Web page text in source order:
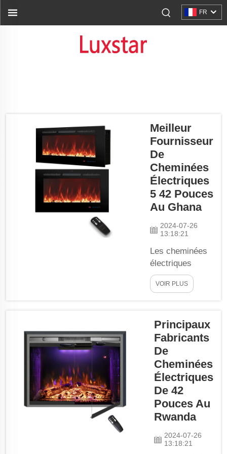
FR
Meilleur
Fournisseur
De
Cheminées
Électriques
5 42 Pouces
Au Ghana
2024-07-26
13:18:21
Les cheminées
électriques
gagnent en
popularité dans
monde, y
compris au
Ghana. Elles
procurent
chaleur et
esthétique
agréable sans
nécessiter de
cheminée ni de
couper du bois.
L’un des formats
VOIR PLUS
Principaux
Fabricants
De
Cheminées
Électriques
De 42
Pouces Au
Rwanda
2024-07-26
13:18:21